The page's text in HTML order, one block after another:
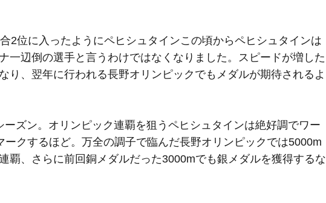
2位に入ったようにペヒシュタインこの頃からペヒシュタインは
一辺倒の選手と言うわけではなくなりました。スピードが増した
り、翌年に行われる長野オリンピックでもメダルが期待されるよ
ズン。オリンピック連覇を狙うペヒシュタインは絶好調でワー
クするほど。万全の調子で臨んだ長野オリンピックでは5000m
覇、さらに前回銅メダルだった3000mでも銀メダルを獲得するな